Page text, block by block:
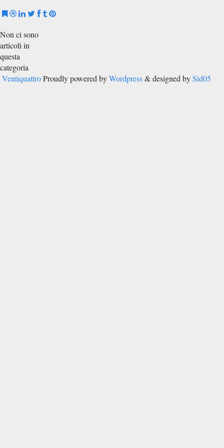
Non ci sono
articoli in
questa
categoria
Ventiquattro Proudly powered byWordpress& designed bySid05